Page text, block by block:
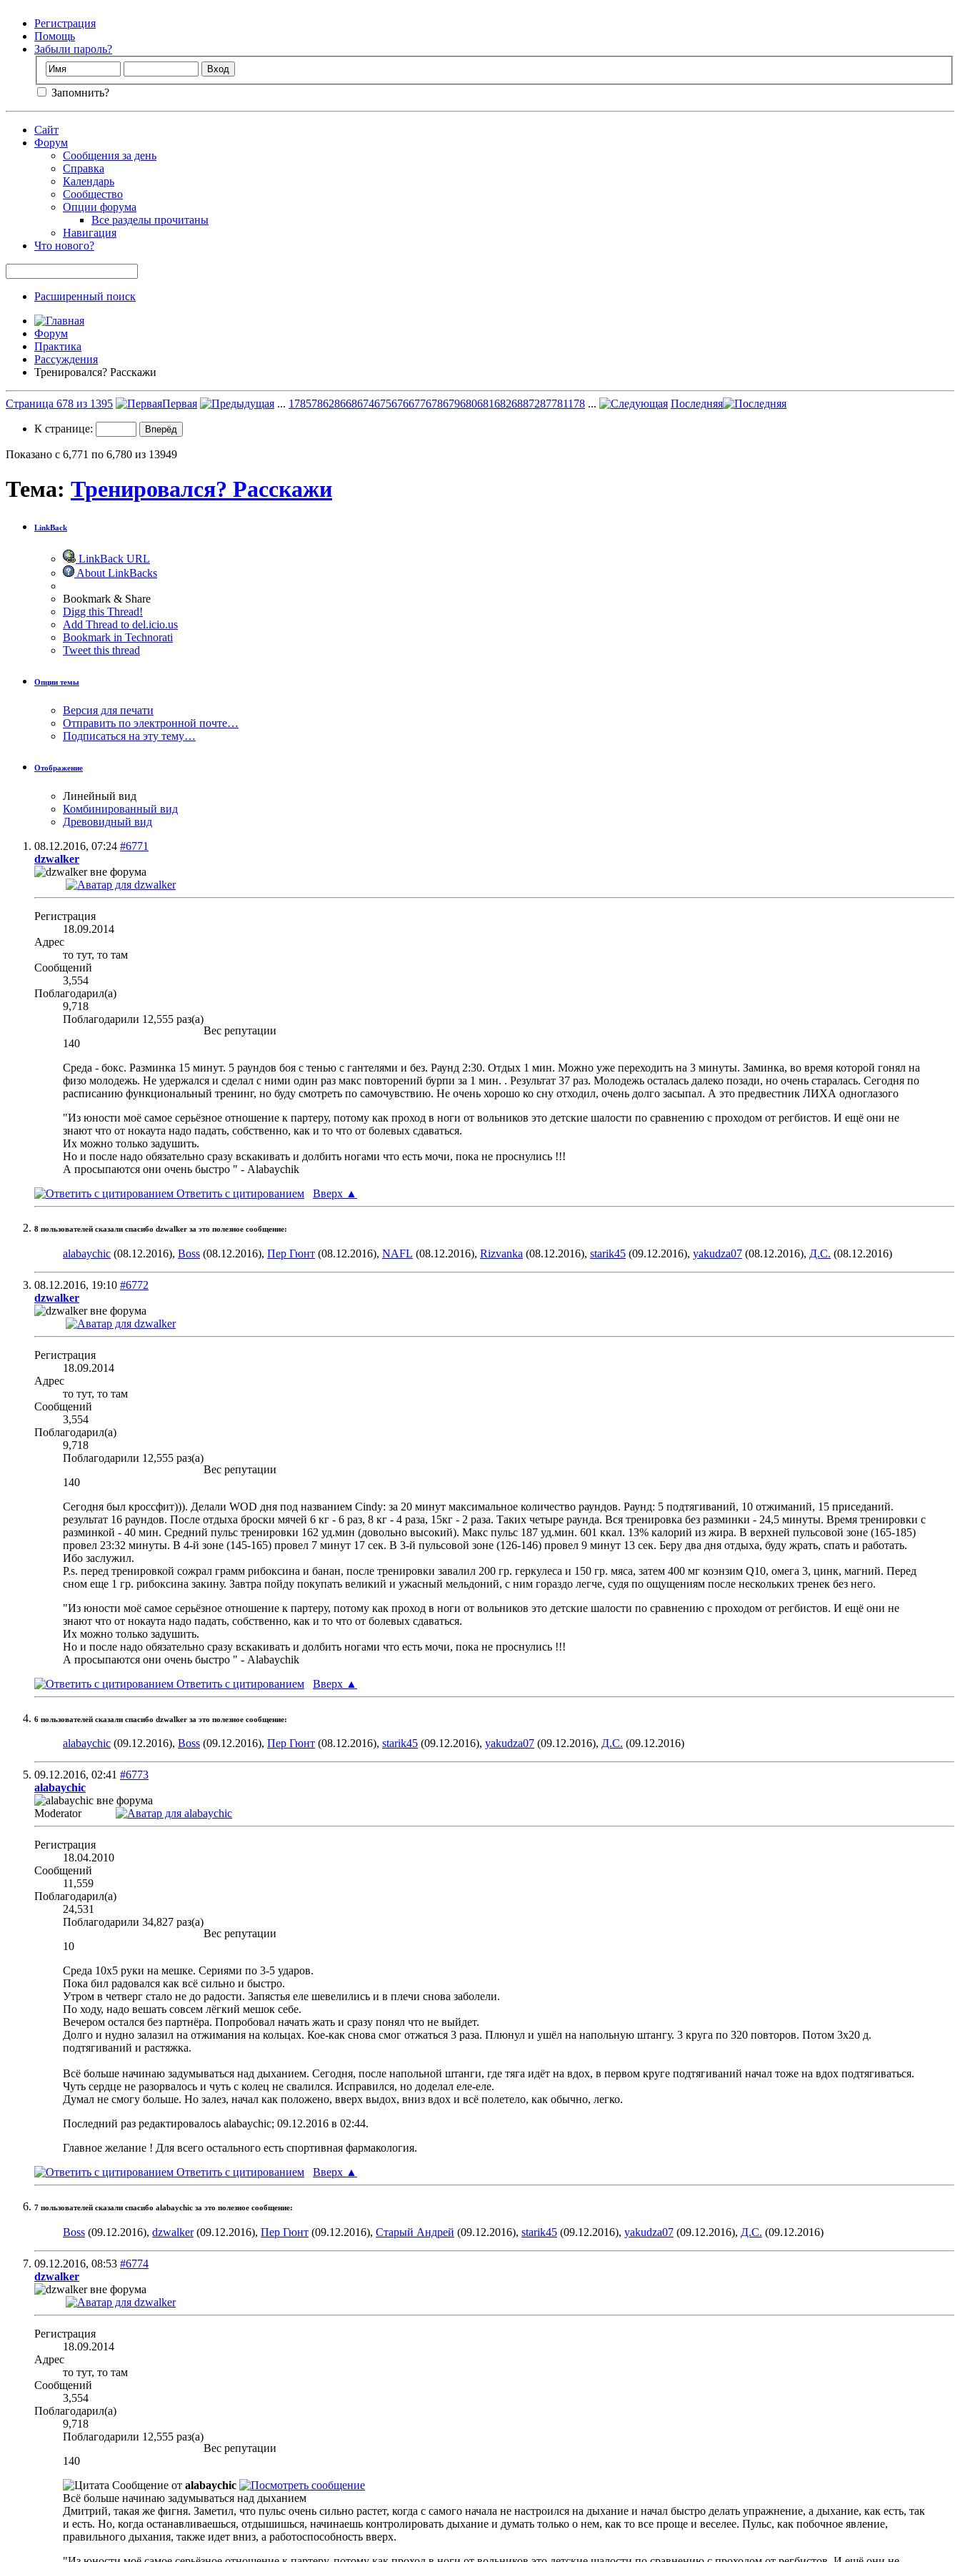
Регистрация
Помощь
Забыли пароль?
Запомнить?
Сайт
Форум
Сообщения за день
Справка
Календарь
Сообщество
Опции форума
Все разделы прочитаны
Навигация
Что нового?
Расширенный поиск
Форум
Практика
Рассуждения
Тренировался? Расскажи
Страница 678 из 1395 Первая ... 1785786286686746756766776786796806816826887287781178 ... Последняя
К странице:
Показано с 6,771 по 6,780 из 13949
Тема: Тренировался? Расскажи
LinkBack
LinkBack URL
About LinkBacks
Bookmark & Share
Digg this Thread!
Add Thread to del.icio.us
Bookmark in Technorati
Tweet this thread
Опции темы
Версия для печати
Отправить по электронной почте…
Подписаться на эту тему…
Отображение
Линейный вид
Комбинированный вид
Древовидный вид
08.12.2016, 07:24 #6771
dzwalker
Регистрация
18.09.2014
Адрес
то тут, то там
Сообщений
3,554
Поблагодарил(а)
9,718
Поблагодарили 12,555 раз(а)
Вес репутации
140
Среда - бокс. Разминка 15 минут. 5 раундов боя с тенью с гантелями и без. Раунд 2:30. Отдых 1 мин. Можно уже переходить на 3 минуты. Заминка, во время которой гонял на
физо молодежь. Не удержался и сделал с ними один раз макс повторений бурпи за 1 мин. . Результат 37 раз. Молодежь осталась далеко позади, но очень старалась. Сегодня по
расписанию функциональный тренинг, но буду смотреть по самочувствию. Не очень хорошо ко сну отходил, очень долго засыпал. А это предвестник ЛИХА одноглазого
"Из юности моё самое серьёзное отношение к партеру, потому как проход в ноги от вольников это детские шалости по сравнению с проходом от регбистов. И ещё они не
знают что от нокаута надо падать, собственно, как и то что от болевых сдаваться.
Их можно только задушить.
Но и после надо обязательно сразу вскакивать и долбить ногами что есть мочи, пока не проснулись !!!
А просыпаются они очень быстро " - Alabaychik
Ответить с цитированием
Вверх ▲
8 пользователей сказали cпасибо dzwalker за это полезное сообщение:
alabaychic (08.12.2016), Boss (08.12.2016), Пер Гюнт (08.12.2016), NAFL (08.12.2016), Rizvanka (08.12.2016), starik45 (09.12.2016), yakudza07 (08.12.2016), Д.С. (08.12.2016)
08.12.2016, 19:10 #6772
dzwalker
Регистрация
18.09.2014
Адрес
то тут, то там
Сообщений
3,554
Поблагодарил(а)
9,718
Поблагодарили 12,555 раз(а)
Вес репутации
140
Сегодня был кроссфит))). Делали WOD дня под названием Cindy: за 20 минут максимальное количество раундов. Раунд: 5 подтягиваний, 10 отжиманий, 15 приседаний.
результат 16 раундов. После отдыха броски мячей 6 кг - 6 раз, 8 кг - 4 раза, 15кг - 2 раза. Таких четыре раунда. Вся тренировка без разминки - 24,5 минуты. Время тренировки с
разминкой - 40 мин. Средний пульс тренировки 162 уд.мин (довольно высокий). Макс пульс 187 уд.мин. 601 ккал. 13% калорий из жира. В верхней пульсовой зоне (165-185)
провел 23:32 минуты. В 4-й зоне (145-165) провел 7 минут 17 сек. В 3-й пульсовой зоне (126-146) провел 9 минут 13 сек. Беру два дня отдыха, буду жрать, спать и работать.
Ибо заслужил.
P.s. перед тренировкой сожрал грамм рибоксина и банан, после тренировки завалил 200 гр. геркулеса и 150 гр. мяса, затем 400 мг коэнзим Q10, омега 3, цинк, магний. Перед
сном еще 1 гр. рибоксина закину. Завтра пойду покупать великий и ужасный мельдоний, с ним гораздо легче, судя по ощущениям после нескольких тренек без него.
"Из юности моё самое серьёзное отношение к партеру, потому как проход в ноги от вольников это детские шалости по сравнению с проходом от регбистов. И ещё они не
знают что от нокаута надо падать, собственно, как и то что от болевых сдаваться.
Их можно только задушить.
Но и после надо обязательно сразу вскакивать и долбить ногами что есть мочи, пока не проснулись !!!
А просыпаются они очень быстро " - Alabaychik
Ответить с цитированием
Вверх ▲
6 пользователей сказали cпасибо dzwalker за это полезное сообщение:
alabaychic (09.12.2016), Boss (09.12.2016), Пер Гюнт (08.12.2016), starik45 (09.12.2016), yakudza07 (09.12.2016), Д.С. (09.12.2016)
09.12.2016, 02:41 #6773
alabaychic
Moderator
Регистрация
18.04.2010
Сообщений
11,559
Поблагодарил(а)
24,531
Поблагодарили 34,827 раз(а)
Вес репутации
10
Среда 10х5 руки на мешке. Сериями по 3-5 ударов.
Пока бил радовался как всё сильно и быстро.
Утром в четверг стало не до радости. Запястья еле шевелились и в плечи снова заболели.
По ходу, надо вешать совсем лёгкий мешок себе.
Вечером остался без партнёра. Попробовал начать жать и сразу понял что не выйдет.
Долго и нудно залазил на отжимания на кольцах. Кое-как снова смог отжаться 3 раза. Плюнул и ушёл на напольную штангу. 3 круга по 320 повторов. Потом 3х20 д.
подтягиваний и растяжка.
Всё больше начинаю задумываться над дыханием. Сегодня, после напольной штанги, где тяга идёт на вдох, в первом круге подтягиваний начал тоже на вдох подтягиваться.
Чуть сердце не разорвалось и чуть с колец не свалился. Исправился, но доделал еле-еле.
Думал не смогу больше. Но залез, начал как положено, вверх выдох, вниз вдох и всё полетело, как обычно, легко.
Последний раз редактировалось alabaychic; 09.12.2016 в 02:44.
Главное желание ! Для всего остального есть спортивная фармакология.
Ответить с цитированием
Вверх ▲
7 пользователей сказали cпасибо alabaychic за это полезное сообщение:
Boss (09.12.2016), dzwalker(09.12.2016), Пер Гюнт (09.12.2016), Старый Андрей (09.12.2016), starik45 (09.12.2016), yakudza07 (09.12.2016), Д.С. (09.12.2016)
09.12.2016, 08:53 #6774
dzwalker
Регистрация
18.09.2014
Адрес
то тут, то там
Сообщений
3,554
Поблагодарил(а)
9,718
Поблагодарили 12,555 раз(а)
Вес репутации
140
Сообщение от alabaychic
Всё больше начинаю задумываться над дыханием
Дмитрий, такая же фигня. Заметил, что пульс очень сильно растет, когда с самого начала не настроился на дыхание и начал быстро делать упражнение, а дыхание, как есть, так
и есть. Но, когда останавливаешься, отдышишься, начинаешь контролировать дыхание и думать только о нем, как то все проще и веселее. Пульс, как побочное явление,
правильного дыхания, также идет вниз, а работоспособность вверх.